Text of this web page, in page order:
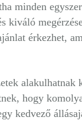
minden
kiváló
érkezhet,
alakulhatnak
hogy
kedvező